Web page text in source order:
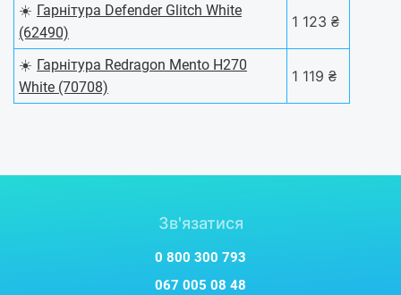
☀️ Гарнітура Defender Glitch White
(62490)
1 123 ₴
☀️ Гарнітура Redragon Mento H270
White (70708)
1 119 ₴
Зв'язатися
0 800 300 793
067 005 08 48